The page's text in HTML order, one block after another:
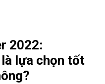
2022:
lựa chọn tốt